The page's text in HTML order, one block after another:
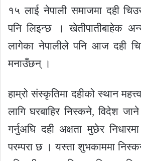
१५ लाई नेपाली समाजमा दही
पनि लिइन्छ । खेतीपातीबाहेक
लागेका नेपालीले पनि आज दही
मनाउँछन् ।
हाम्रो संस्कृतिमा दहीको स्थान
लागि घरबाहिर निस्कने, विदेश
गर्नुअघि दही अक्षता मुछेर
परम्परा छ । यस्ता शुभकाममा